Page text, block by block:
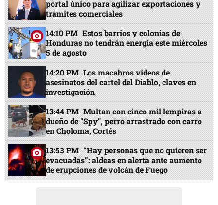
portal único para agilizar exportaciones y
trámites comerciales
14:10 PM Estos barrios y colonias de
Honduras no tendrán energía este miércoles
5 de agosto
14:20 PM Los macabros videos de
asesinatos del cartel del Diablo, claves en
investigación
13:44 PM Multan con cinco mil lempiras a
dueño de "Spy", perro arrastrado con carro
en Choloma, Cortés
13:53 PM “Hay personas que no quieren ser
evacuadas”: aldeas en alerta ante aumento
de erupciones de volcán de Fuego